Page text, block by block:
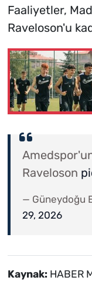
Faaliyetler,
Raveloson'u
Raveloson
— Güneydoğu
29, 2026
Kaynak: HABER